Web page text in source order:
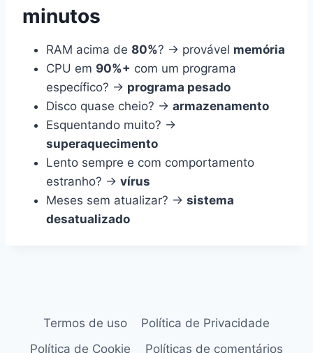
minutos
RAM acima de 80%? → provável memória
CPU em 90%+ com um programa
específico? → programa pesado
Disco quase cheio? → armazenamento
Esquentando muito? →
superaquecimento
Lento sempre e com comportamento
estranho? → vírus
Meses sem atualizar? → sistema
desatualizado
Termos de uso
Política de Privacidade
Política de Cookie
Políticas de comentários